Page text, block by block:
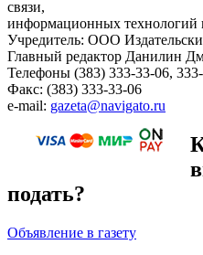
связи,
информационных
Учредитель: ООО
Главный редактор Данилин
Телефоны (383) 333-33-06,
Факс: (383) 333-33-06
e-mail: gazeta@navigato.ru
подать?
Объявление в газету